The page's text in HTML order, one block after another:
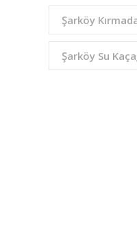
Şarköy
Şarköy Su